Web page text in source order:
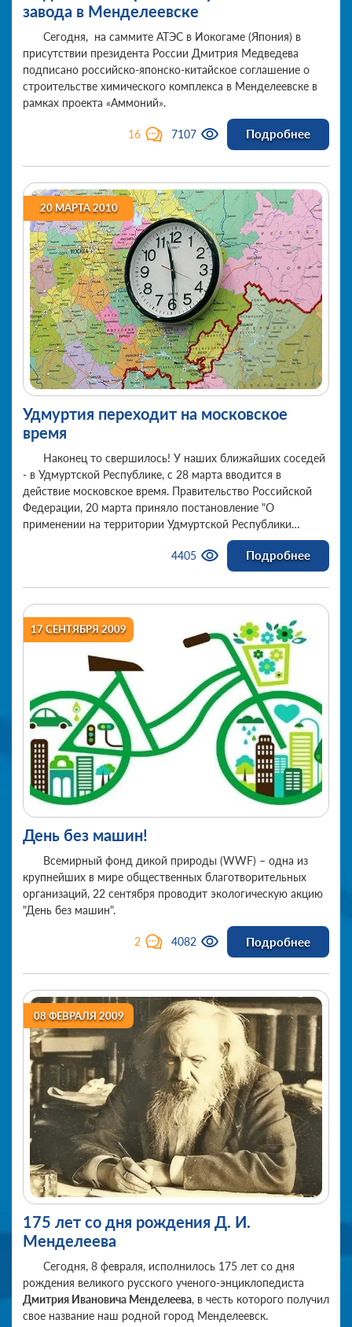
завода в Менделеевске
Сегодня, на саммите АТЭС в Иокогаме (Япония) в
присутствии президента России Дмитрия Медведева
подписано российско-японско-китайское соглашение о
строительстве химического комплекса в Менделеевске в
рамках проекта «Аммоний».
16 7107 Подробнее
20 МАРТА 2010
Удмуртия переходит на московское
время
Наконец то свершилось! У наших ближайших соседей
- в Удмуртской Республике, с 28 марта вводится в
действие московское время. Правительство Российской
Федерации, 20 марта приняло постановление "О
применении на территории Удмуртской Республики
времени второго часового пояса". Об этом сообщает
пресс-служба правительства.4405 Подробнее
17 СЕНТЯБРЯ 2009
День без машин!
Всемирный фонд дикой природы (WWF) – одна из
крупнейших в мире общественных благотворительных
организаций, 22 сентября проводит экологическую акцию
"День без машин".
2 4082 Подробнее
08 ФЕВРАЛЯ 2009
175 лет со дня рождения Д. И.
Менделеева
Сегодня, 8 февраля, исполнилось 175 лет со дня
рождения великого русского ученого-энциклопедиста
Дмитрия Ивановича Менделеева, в честь которого получил
свое название наш родной город Менделеевск.